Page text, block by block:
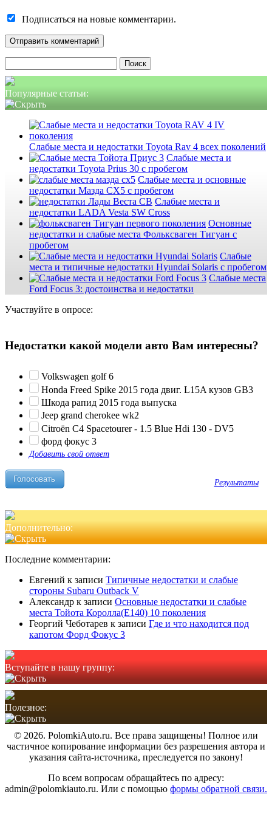
Подписаться на новые комментарии.
Популярные статьи:
Слабые места и недостатки Toyota Rav 4 всех поколений
Слабые места и
недостатки Toyota Prius 30 с пробегом
Слабые места и основные
недостатки Мазда СХ5 с пробегом
Слабые места и
недостатки LADA Vesta SW Cross
Основные
недостатки и слабые места Фольксваген Тигуан с
пробегом
Слабые
места и типичные недостатки Hyundai Solaris с пробегом
Слабые места
Ford Focus 3: достоинства и недостатки
Участвуйте в опросе:
Недостатки какой модели авто Вам интересны?
Volkswagen golf 6
Honda Freed Spike 2015 года двиг. L15A кузов GB3
Шкода рапид 2015 года выпуска
Jeep grand cherokee wk2
Citroën C4 Spacetourer - 1.5 Blue Hdi 130 - DV5
форд фокус 3
Добавить свой ответ
Результаты
Дополнительно:
Последние комментарии:
Евгений к записи Типичные недостатки и слабые
стороны Subaru Outback V
Александр к записи Основные недостатки и слабые
места Тойота Королла(Е140) 10 поколения
Георгий Чеботарев к записи Где и что находится под
капотом Форд Фокус 3
Вступайте в нашу группу:
Полезное:
© 2026. PolomkiAuto.ru. Все права защищены! Полное или
частичное копирование информации без разрешения автора и
указания сайта-источника, преследуется по закону!
По всем вопросам обращайтесь по адресу:
admin@polomkiauto.ru. Или с помощью формы обратной связи.